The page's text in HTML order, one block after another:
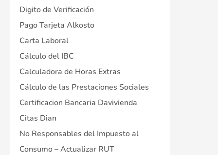
Digito de Verificación
Pago Tarjeta Alkosto
Carta Laboral
Cálculo del IBC
Calculadora de Horas Extras
Cálculo de las Prestaciones Sociales
Certificacion Bancaria Davivienda
Citas Dian
No Responsables del Impuesto al
Consumo – Actualizar RUT